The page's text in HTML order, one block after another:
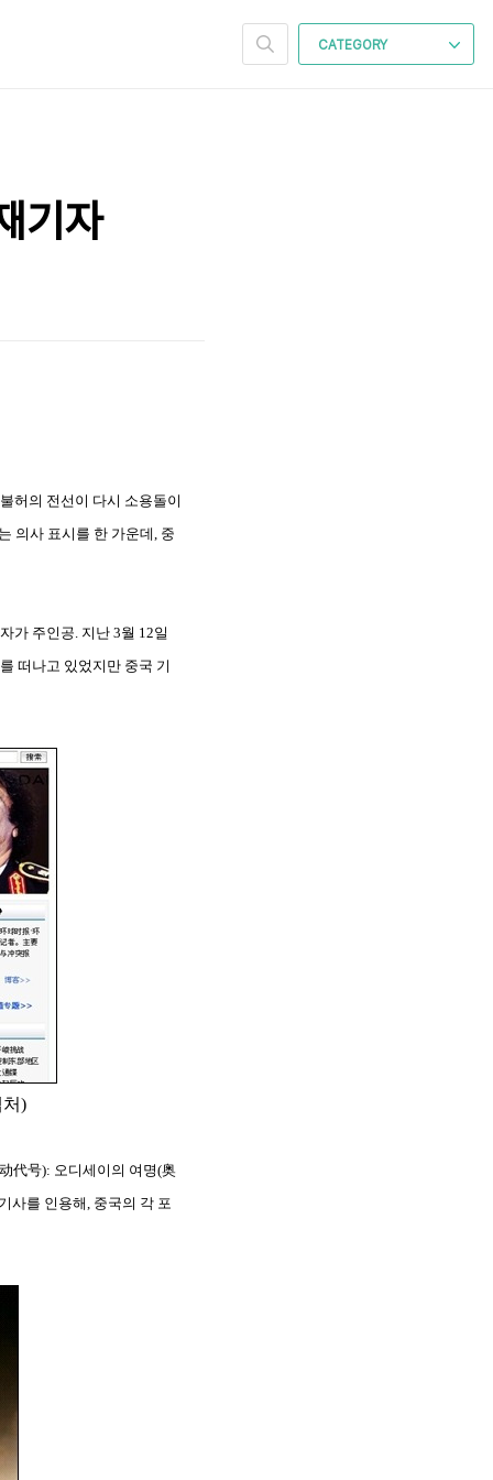
CATEGORY
기자
허의 전선이 다시 소용돌이
의사 표시를 한 가운데, 중
가 주인공. 지난 3월 12일
떠나고 있었지만 중국 기
)
代号): 오디세이의 여명(奥
사를 인용해, 중국의 각 포